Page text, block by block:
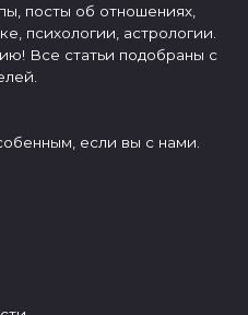
посты об отношениях,
психологии, астрологии.
Все статьи подобраны с
если вы с нами.